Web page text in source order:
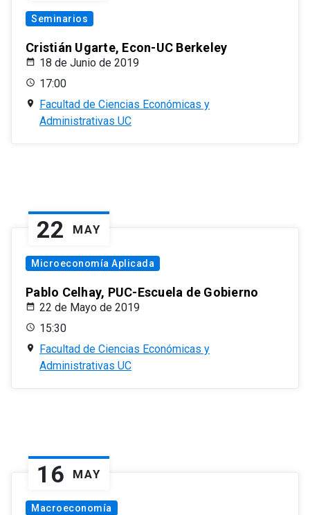
Seminarios
Cristián Ugarte, Econ-UC Berkeley
18 de Junio de 2019
17:00
Facultad de Ciencias Económicas y
Administrativas UC
22 MAY
Microeconomía Aplicada
Pablo Celhay, PUC-Escuela de Gobierno
22 de Mayo de 2019
15:30
Facultad de Ciencias Económicas y
Administrativas UC
16 MAY
Macroeconomía